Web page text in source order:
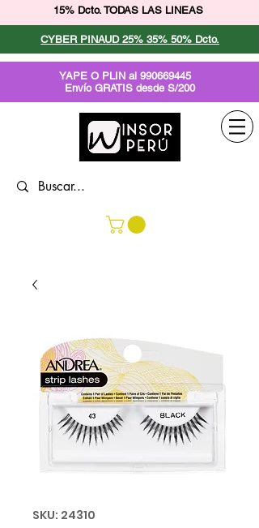
15% Dcto. TODAS LAS LINEAS
CYBER PINAUD 25% 35% 50% Dcto.
YAPE O PLIN al 990669445
Envío GRATIS desde S/200
SKU: 24310